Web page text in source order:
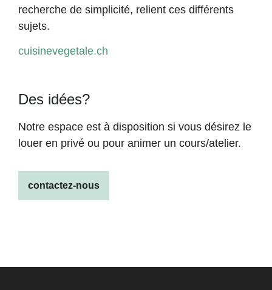
recherche de simplicité, relient ces différents
sujets.
cuisinevegetale.ch
Des idées?
Notre espace est à disposition si vous désirez le
louer en privé ou pour animer un cours/atelier.
contactez-nous